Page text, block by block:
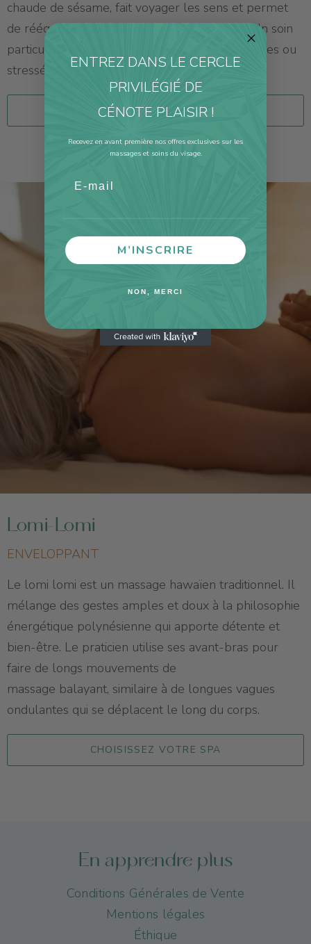
chaude de sésame, fait voyager les sens et permet
de rééquilibrer notre corps et ses fonctions. Un soin
particulièrement indiqué aux personnes pressées ou
stressées.
CHOISISSEZ VOTRE SPA
Lomi-Lomi
ENVELOPPANT
Le lomi lomi est un massage hawaïen traditionnel. Il
mélange des gestes amples et doux à la philosophie
énergétique polynésienne qui apporte détente et
bien-être. Le praticien utilise ses avant-bras pour
faire de longs mouvements de
massage balayant, similaire à de longues vagues
ondulantes qui se déplacent le long du corps.
CHOISISSEZ VOTRE SPA
En apprendre plus
Conditions Générales de Vente
Mentions légales
Éthique
ENTREZ DANS LE CERCLE
PRIVILÉGIÉ DE
CÉNOTE PLAISIR !
Recevez en avant première nos offres exclusives sur les
massages et soins du visage.
M’INSCRIRE
NON, MERCI